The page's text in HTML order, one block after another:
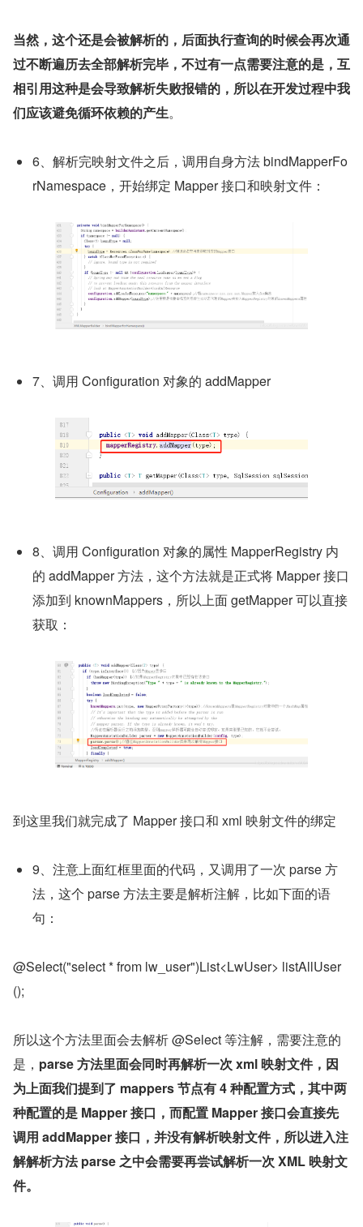
当然，这个还是会被解析的，后面执行查询的时候会再次通
过不断遍历去全部解析完毕，不过有一点需要注意的是，互
相引用这种是会导致解析失败报错的，所以在开发过程中我
们应该避免循环依赖的产生。
6、解析完映射文件之后，调用自身方法 bindMapperFo
rNamespace，开始绑定 Mapper 接口和映射文件：
7、调用 Configuration 对象的 addMapper
8、调用 Configuration 对象的属性 MapperRegistry 内
的 addMapper 方法，这个方法就是正式将 Mapper 接口
添加到 knownMappers，所以上面 getMapper 可以直接
获取：
到这里我们就完成了 Mapper 接口和 xml 映射文件的绑定
9、注意上面红框里面的代码，又调用了一次 parse 方
法，这个 parse 方法主要是解析注解，比如下面的语
句：
@Select("select * from lw_user")List<LwUser> listAllUser
();
所以这个方法里面会去解析 @Select 等注解，需要注意的
是， parse 方法里面会同时再解析一次 xml 映射文件，因
为上面我们提到了 mappers 节点有 4 种配置方式，其中两
种配置的是 Mapper 接口，而配置 Mapper 接口会直接先
调用 addMapper 接口，并没有解析映射文件，所以进入注
解解析方法 parse 之中会需要再尝试解析一次 XML 映射文
件。